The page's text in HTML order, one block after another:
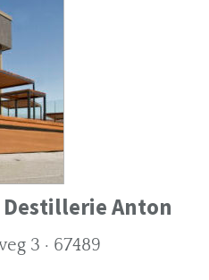
Anton
3 · 67489